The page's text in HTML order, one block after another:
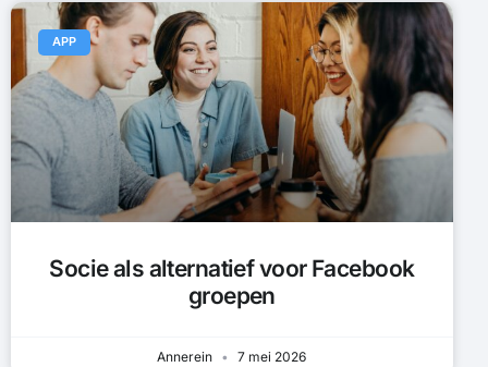
APP
Socie als alternatief voor Facebook
groepen
Annerein 7 mei 2026